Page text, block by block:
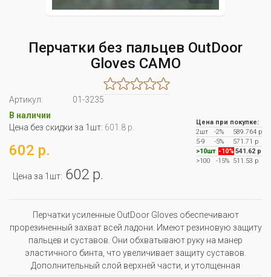
Перчатки без пальцев OutDoor
Gloves CAMO
Артикул:
01-3235
В наличии
Цена без скидки за 1шт: 601.8 р.
602 р.
Цена за 1шт: 602 р.
Цена при покупке:
2шт
-2%
589.764 р
5-9
-5%
571.71 р
>10шт -10% 541.62 р
>100
-15% 511.53 р
Перчатки усиленные OutDoor Gloves обеспечивают
прорезиненный захват всей ладони. Имеют резиновую защиту
пальцев и суставов. Они обхватывают руку на манер
эластичного бинта, что увеличивает защиту суставов.
Дополнительный слой верхней части, и утолщенная